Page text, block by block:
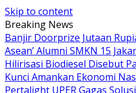
Skip to content
Breaking News
Banjir Doorprize Jutaan
Asean’ Alumni SMKN 15
Hilirisasi Biodiesel Disebut
Kunci Amankan Ekonomi
Pertalight UPER Gagas